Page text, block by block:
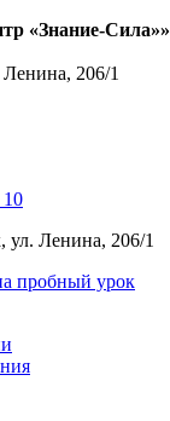
«Знание-Сила»»
206/1
10
ул. Ленина, 206/1
пробный урок